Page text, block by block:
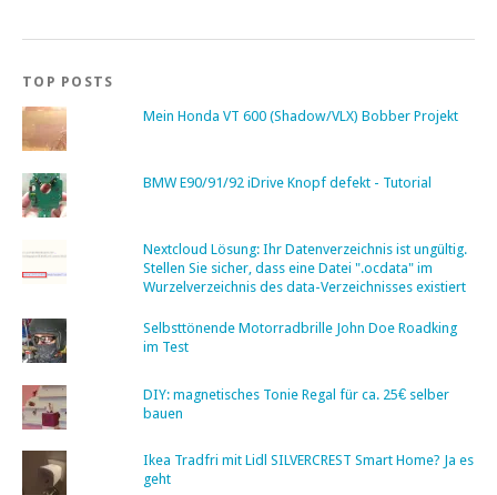
TOP POSTS
Mein Honda VT 600 (Shadow/VLX) Bobber Projekt
BMW E90/91/92 iDrive Knopf defekt - Tutorial
Nextcloud Lösung: Ihr Datenverzeichnis ist ungültig.
Stellen Sie sicher, dass eine Datei ".ocdata" im
Wurzelverzeichnis des data-Verzeichnisses existiert
Selbsttönende Motorradbrille John Doe Roadking
im Test
DIY: magnetisches Tonie Regal für ca. 25€ selber
bauen
Ikea Tradfri mit Lidl SILVERCREST Smart Home? Ja es
geht